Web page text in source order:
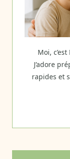
Moi,
J’adore
rapides et